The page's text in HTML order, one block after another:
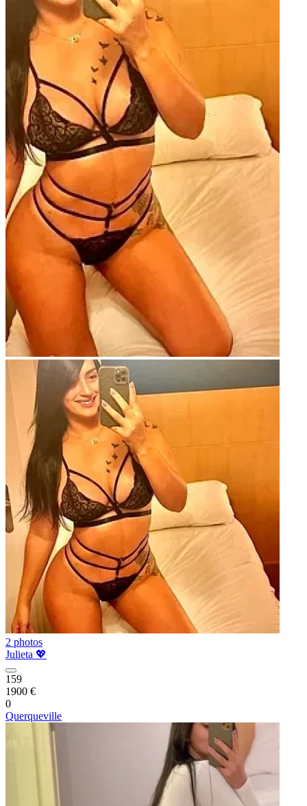
2 photos
Julieta 💖
159
1900 €
0
Querqueville